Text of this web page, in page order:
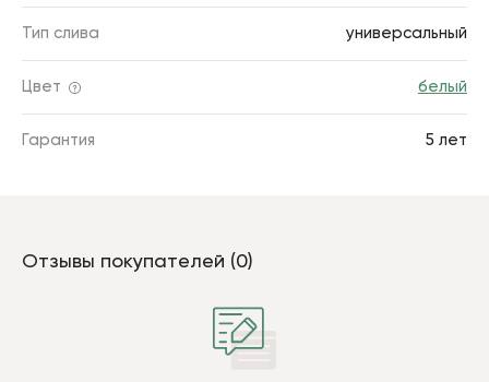
Тип слива универсальный
Цвет белый
Гарантия 5 лет
Отзывы покупателей (0)